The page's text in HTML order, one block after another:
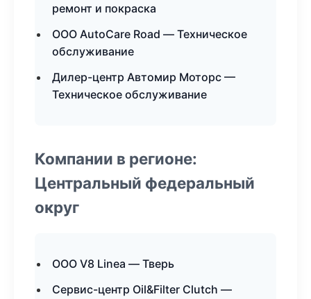
ремонт и покраска
ООО AutoCare Road — Техническое
обслуживание
Дилер-центр Автомир Моторс —
Техническое обслуживание
Компании в регионе:
Центральный федеральный
округ
ООО V8 Linea — Тверь
Сервис-центр Oil&Filter Clutch —